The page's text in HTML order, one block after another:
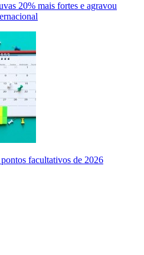
20% mais fortes e agravou
facultativos de 2026